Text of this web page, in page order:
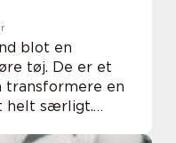
blot en
tøj. De er et
transformere en
helt særligt.